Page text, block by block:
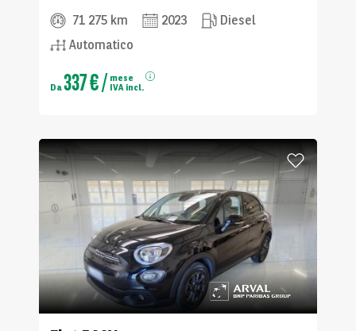
71 275 km
2023
Diesel
Automatico
Da337 €/ mese
IVA incl.